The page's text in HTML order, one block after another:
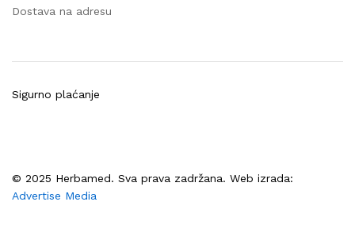
Dostava na adresu
© 2025 Herbamed. Sva prava zadržana. Web izrada:
Advertise Media
Sigurno plaćanje